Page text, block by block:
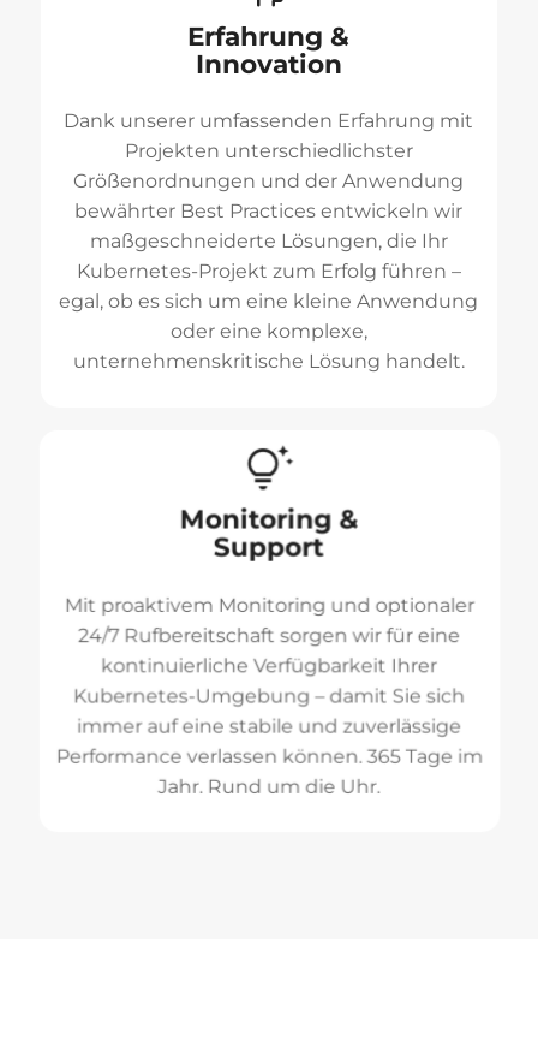
Erfahrung &
Innovation
Dank unserer umfassenden Erfahrung mit
Projekten unterschiedlichster
Größenordnungen und der Anwendung
bewährter Best Practices entwickeln wir
maßgeschneiderte Lösungen, die Ihr
Kubernetes-Projekt zum Erfolg führen –
egal, ob es sich um eine kleine Anwendung
oder eine komplexe,
unternehmenskritische Lösung handelt.
Monitoring &
Support
Mit proaktivem Monitoring und optionaler
24/7 Rufbereitschaft sorgen wir für eine
kontinuierliche Verfügbarkeit Ihrer
Kubernetes-Umgebung – damit Sie sich
immer auf eine stabile und zuverlässige
Performance verlassen können. 365 Tage im
Jahr. Rund um die Uhr.